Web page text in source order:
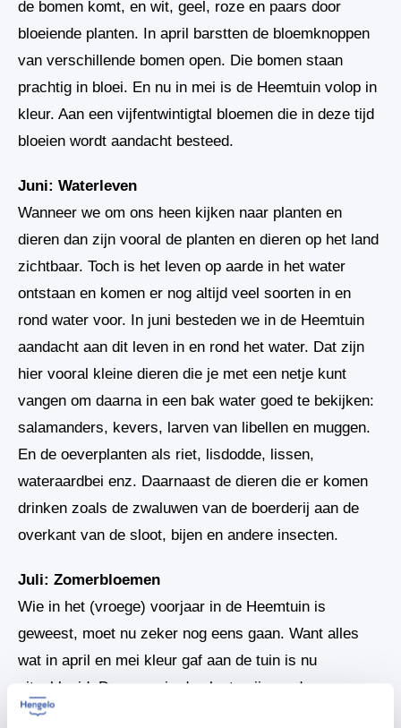
de bomen komt, en wit, geel, roze en paars door
bloeiende planten. In april barstten de bloemknoppen
van verschillende bomen open. Die bomen staan
prachtig in bloei. En nu in mei is de Heemtuin volop in
kleur. Aan een vijfentwintigtal bloemen die in deze tijd
bloeien wordt aandacht besteed.
Juni: Waterleven
Wanneer we om ons heen kijken naar planten en
dieren dan zijn vooral de planten en dieren op het land
zichtbaar. Toch is het leven op aarde in het water
ontstaan en komen er nog altijd veel soorten in en
rond water voor. In juni besteden we in de Heemtuin
aandacht aan dit leven in en rond het water. Dat zijn
hier vooral kleine dieren die je met een netje kunt
vangen om daarna in een bak water goed te bekijken:
salamanders, kevers, larven van libellen en muggen.
En de oeverplanten als riet, lisdodde, lissen,
wateraardbei enz. Daarnaast de dieren die er komen
drinken zoals de zwaluwen van de boerderij aan de
overkant van de sloot, bijen en andere insecten.
Juli: Zomerbloemen
Wie in het (vroege) voorjaar in de Heemtuin is
geweest, moet nu zeker nog eens gaan. Want alles
wat in april en mei kleur gaf aan de tuin is nu
uitgebloeid. Daarvoor in de plaats zijn nu de
zomerbloemen gekomen. Het zijn vooral bloemen van